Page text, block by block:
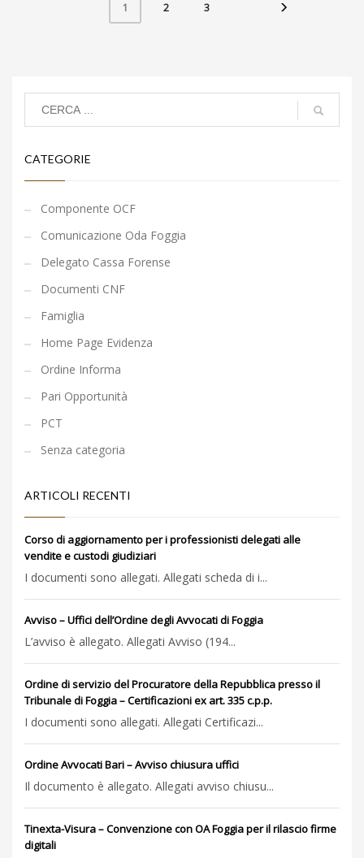
1 2 3
CATEGORIE
Componente OCF
Comunicazione Oda Foggia
Delegato Cassa Forense
Documenti CNF
Famiglia
Home Page Evidenza
Ordine Informa
Pari Opportunità
PCT
Senza categoria
ARTICOLI RECENTI
Corso di aggiornamento per i professionisti delegati alle
vendite e custodi giudiziari
I documenti sono allegati. Allegati scheda di i...
Avviso – Uffici dell’Ordine degli Avvocati di Foggia
L’avviso è allegato. Allegati Avviso (194...
Ordine di servizio del Procuratore della Repubblica presso il
Tribunale di Foggia – Certificazioni ex art. 335 c.p.p.
I documenti sono allegati. Allegati Certificazi...
Ordine Avvocati Bari – Avviso chiusura uffici
Il documento è allegato. Allegati avviso chiusu...
Tinexta-Visura – Convenzione con OA Foggia per il rilascio firme
digitali